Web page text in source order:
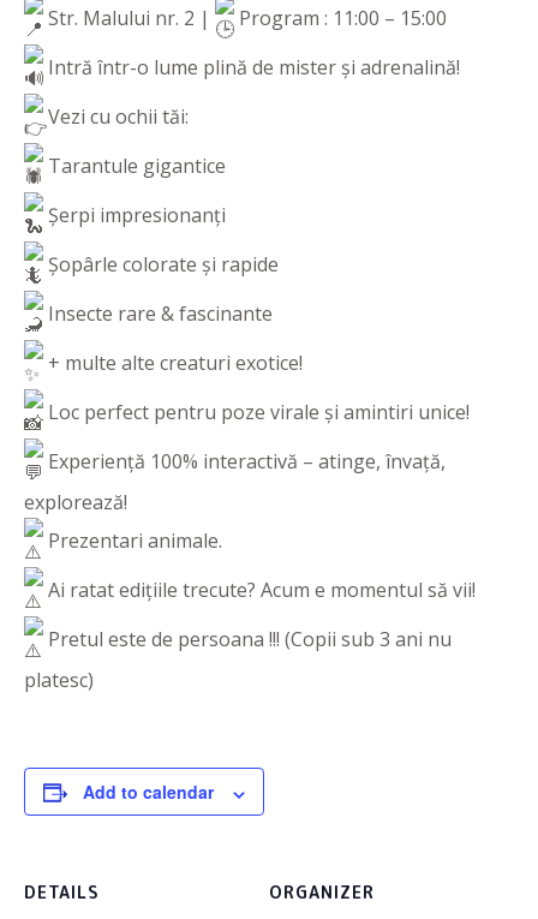
Str. Malului nr. 2 |
Program : 11:00 – 15:00
Intră într-o lume plină de mister și adrenalină!
Vezi cu ochii tăi:
Tarantule gigantice
Șerpi impresionanți
Șopârle colorate și rapide
Insecte rare & fascinante
+ multe alte creaturi exotice!
Loc perfect pentru poze virale și amintiri unice!
Experiență 100% interactivă – atinge, învață,
explorează!
Prezentari animale.
Ai ratat edițiile trecute? Acum e momentul să vii!
Pretul este de persoana !!! (Copii sub 3 ani nu
platesc)
Add to calendar
DETAILS ORGANIZER